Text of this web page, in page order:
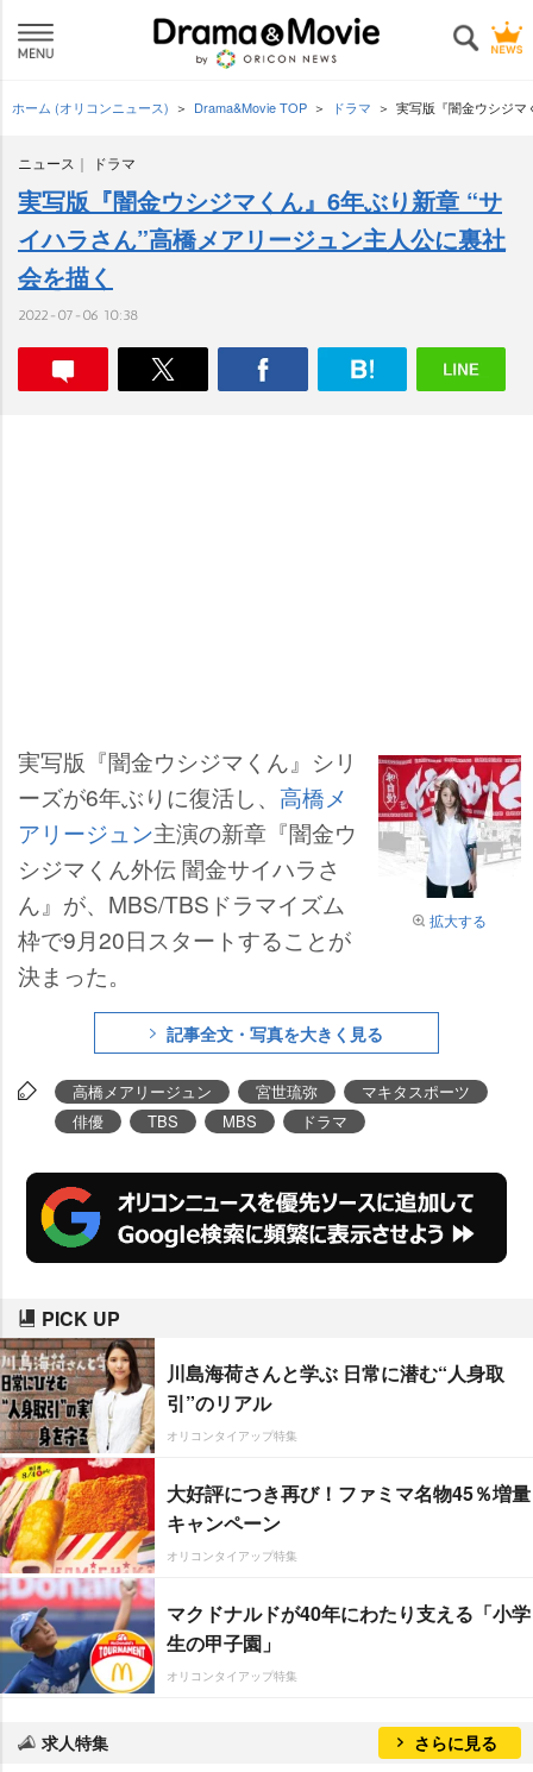
ホーム (オリコンニュース) Drama&Movie TOP ドラマ 実写版『闇金ウシジマ
ニュース ドラマ
実写版『闇金ウシジマくん』6年ぶり新章 “サ
イハラさん”高橋メアリージュン主人公に裏社
会を描く
2022-07-06 10:38
拡大する
実写版『闇金ウシジマくん』シリ
ーズが6年ぶりに復活し、 高橋メ
アリージュン主演の新章『闇金ウ
シジマくん外伝 闇金サイハラさ
ん』が、MBS/TBSドラマイズム
枠で9月20日スタートすることが
決まった。
記事全文・写真を大きく見る
高橋メアリージュン 宮世琉弥
マキタスポーツ
俳優
TBS MBS ドラマ
PICK UP
川島海荷さんと学ぶ 日常に潜む“人身取
引”のリアル
オリコンタイアップ特集
大好評につき再び！ファミマ名物45％増量
キャンペーン
オリコンタイアップ特集
マクドナルドが40年にわたり支える「小学
生の甲子園」
オリコンタイアップ特集
求人特集 さらに見る